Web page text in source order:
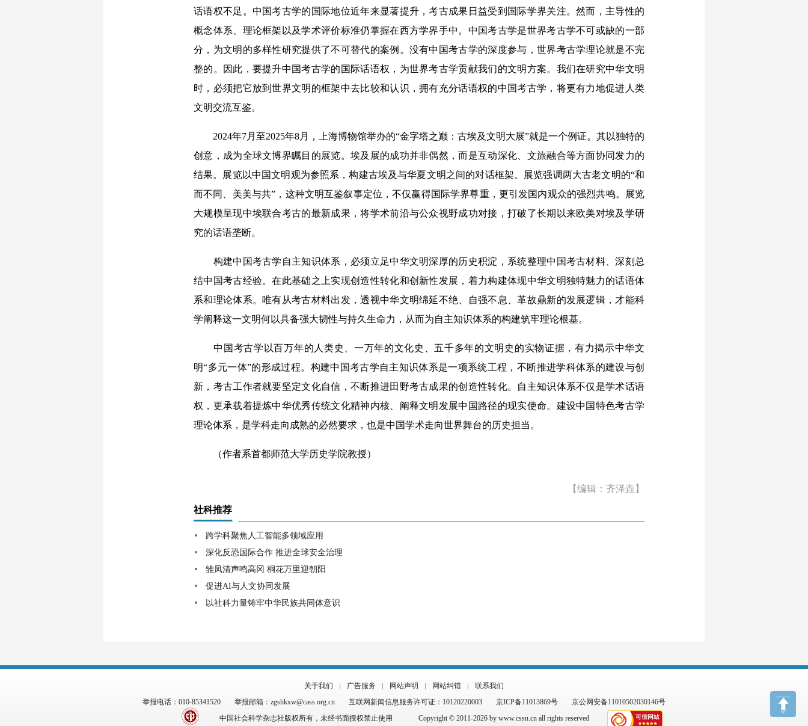
话语权不足。中国考古学的国际地位近年来显著提升，考古成果日益受到国际学界关注。然而，主导性的
概念体系、理论框架以及学术评价标准仍掌握在西方学界手中。中国考古学是世界考古学不可或缺的一部
分，为文明的多样性研究提供了不可替代的案例。没有中国考古学的深度参与，世界考古学理论就是不完
整的。因此，要提升中国考古学的国际话语权，为世界考古学贡献我们的文明方案。我们在研究中华文明
时，必须把它放到世界文明的框架中去比较和认识，拥有充分话语权的中国考古学，将更有力地促进人类
文明交流互鉴。
2024年7月至2025年8月，上海博物馆举办的“金字塔之巅：古埃及文明大展”就是一个例证。其以独特的
创意，成为全球文博界瞩目的展览。埃及展的成功并非偶然，而是互动深化、文旅融合等方面协同发力的
结果。展览以中国文明观为参照系，构建古埃及与华夏文明之间的对话框架。展览强调两大古老文明的“和
而不同、美美与共”，这种文明互鉴叙事定位，不仅赢得国际学界尊重，更引发国内观众的强烈共鸣。展览
大规模呈现中埃联合考古的最新成果，将学术前沿与公众视野成功对接，打破了长期以来欧美对埃及学研
究的话语垄断。
构建中国考古学自主知识体系，必须立足中华文明深厚的历史积淀，系统整理中国考古材料、深刻总
结中国考古经验。在此基础之上实现创造性转化和创新性发展，着力构建体现中华文明独特魅力的话语体
系和理论体系。唯有从考古材料出发，透视中华文明绵延不绝、自强不息、革故鼎新的发展逻辑，才能科
学阐释这一文明何以具备强大韧性与持久生命力，从而为自主知识体系的构建筑牢理论根基。
中国考古学以百万年的人类史、一万年的文化史、五千多年的文明史的实物证据，有力揭示中华文
明“多元一体”的形成过程。构建中国考古学自主知识体系是一项系统工程，不断推进学科体系的建设与创
新，考古工作者就要坚定文化自信，不断推进田野考古成果的创造性转化。自主知识体系不仅是学术话语
权，更承载着提炼中华优秀传统文化精神内核、阐释文明发展中国路径的现实使命。建设中国特色考古学
理论体系，是学科走向成熟的必然要求，也是中国学术走向世界舞台的历史担当。
（作者系首都师范大学历史学院教授）
【编辑：齐泽垚】
社科推荐
跨学科聚焦人工智能多领域应用
深化反恐国际合作 推进全球安全治理
雏凤清声鸣高冈 桐花万里迎朝阳
促进AI与人文协同发展
以社科力量铸牢中华民族共同体意识
关于我们 广告服务 网站声明 网站纠错
联系我们
举报电话：010-85341520
举报邮箱：zgshkxw@cass.org.cn 互联网新闻信息服务许可证：10120220003 京ICP备11013869号
京公网安备11010502030146号
中国社会科学杂志社版权所有，未经书面授权禁止使用
Copyright © 2011-2026 by www.cssn.cn all rights reserved